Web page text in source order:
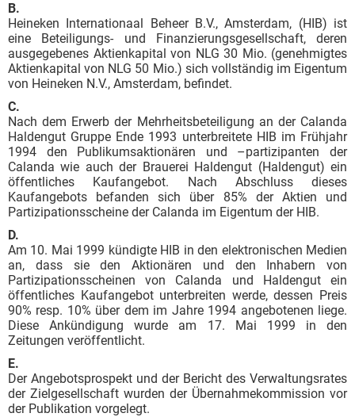
B.
Heineken Internationaal Beheer B.V., Amsterdam, (HIB) ist
eine Beteiligungs- und Finanzierungsgesellschaft, deren
ausgegebenes Aktienkapital von NLG 30 Mio. (genehmigtes
Aktienkapital von NLG 50 Mio.) sich vollständig im Eigentum
von Heineken N.V., Amsterdam, befindet.
C.
Nach dem Erwerb der Mehrheitsbeteiligung an der Calanda
Haldengut Gruppe Ende 1993 unterbreitete HIB im Frühjahr
1994 den Publikumsaktionären und –partizipanten der
Calanda wie auch der Brauerei Haldengut (Haldengut) ein
öffentliches Kaufangebot. Nach Abschluss dieses
Kaufangebots befanden sich über 85% der Aktien und
Partizipationsscheine der Calanda im Eigentum der HIB.
D.
Am 10. Mai 1999 kündigte HIB in den elektronischen Medien
an, dass sie den Aktionären und den Inhabern von
Partizipationsscheinen von Calanda und Haldengut ein
öffentliches Kaufangebot unterbreiten werde, dessen Preis
90% resp. 10% über dem im Jahre 1994 angebotenen liege.
Diese Ankündigung wurde am 17. Mai 1999 in den
Zeitungen veröffentlicht.
E.
Der Angebotsprospekt und der Bericht des Verwaltungsrates
der Zielgesellschaft wurden der Übernahmekommission vor
der Publikation vorgelegt.